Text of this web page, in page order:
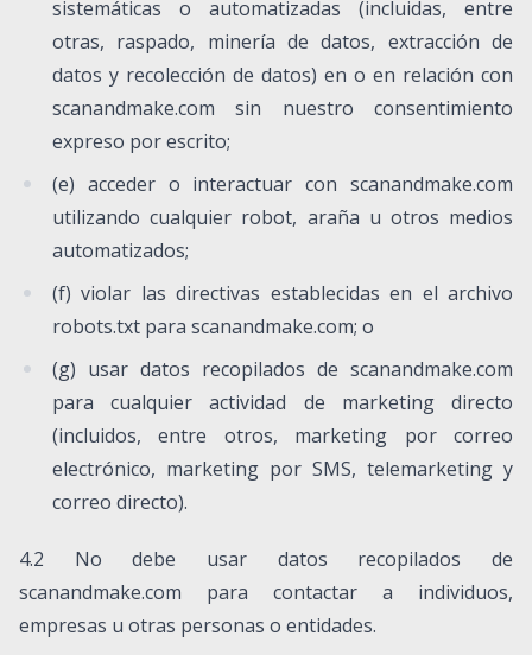
sistemáticas o automatizadas (incluidas, entre
otras, raspado, minería de datos, extracción de
datos y recolección de datos) en o en relación con
scanandmake.com sin nuestro consentimiento
expreso por escrito;
(e) acceder o interactuar con scanandmake.com
utilizando cualquier robot, araña u otros medios
automatizados;
(f) violar las directivas establecidas en el archivo
robots.txt para scanandmake.com; o
(g) usar datos recopilados de scanandmake.com
para cualquier actividad de marketing directo
(incluidos, entre otros, marketing por correo
electrónico, marketing por SMS, telemarketing y
correo directo).
4.2 No debe usar datos recopilados de
scanandmake.com para contactar a individuos,
empresas u otras personas o entidades.